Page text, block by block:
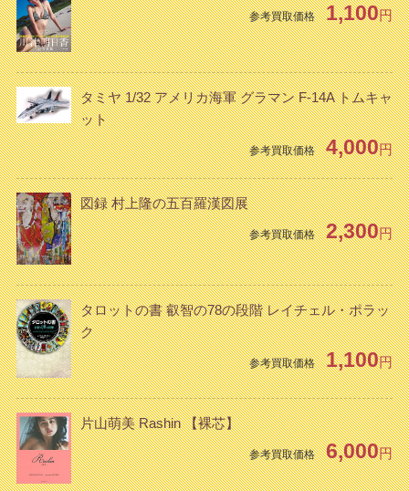
参考買取価格 1,100円
タミヤ 1/32 アメリカ海軍 グラマン F-14A トムキャ
ット
参考買取価格 4,000円
図録 村上隆の五百羅漢図展
参考買取価格 2,300円
タロットの書 叡智の78の段階 レイチェル・ポラッ
ク
参考買取価格 1,100円
片山萌美 Rashin 【裸芯】
参考買取価格 6,000円